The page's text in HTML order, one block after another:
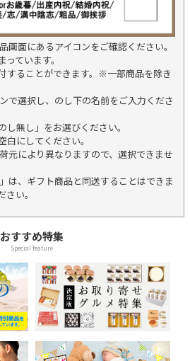
画面にあるアイコンをご確認ください。
ています。
することができます。※一部商品を除き
で選択し、のし下の名前をご入力くださ
無し」をお選びください。
にしてください。
元により異なりますので、選択できませ
は、ギフト商品と同送することはできま
い。
おすすめ特集
Special feature